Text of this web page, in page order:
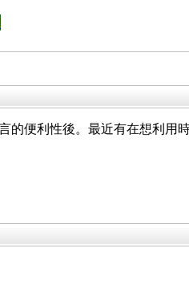
便利性後。最近有在想利用